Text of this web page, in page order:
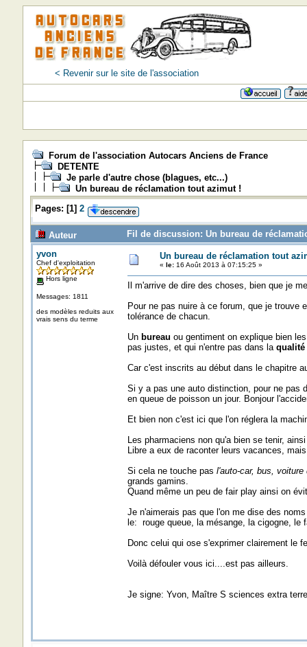
< Revenir sur le site de l'association
Forum de l'association Autocars Anciens de France
DETENTE
Je parle d'autre chose (blagues, etc...)
Un bureau de réclamation tout azimut !
Pages: [1] 2
Auteur
Fil de discussion: Un bureau de
yvon
Chef d'exploitation
Hors ligne
Messages: 1811
des modèles reduits aux
vrais sens du terme
Un bureau de réclamation tout
« le:16 Août 2013 à 07:15:25 »
Il m'arrive de dire des choses, bien que je
Pour ne pas nuire à ce forum, que je
tolérance de chacun.
Un bureau ou gentiment on explique bien
pas justes, et qui n'entre pas dans la qualité
Car c'est inscrits au début dans le chapitre
Si y a pas une auto distinction, pour ne
en queue de poisson un jour. Bonjour
Et bien non c'est ici que l'on réglera la
Les pharmaciens non qu'a bien se tenir,
Libre a eux de raconter leurs vacances,
Si cela ne touche pas l'auto-car, bus,
grands gamins.
Quand même un peu de fair play ainsi on
Je n'aimerais pas que l'on me dise des
le: rouge queue, la mésange, la cigogne, le
Donc celui qui ose s'exprimer clairement le
Voilà défouler vous ici....est pas ailleurs.
Je signe: Yvon, Maître S sciences extra